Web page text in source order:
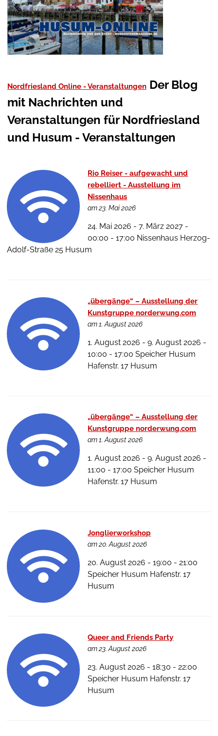
Nordfriesland Online - Veranstaltungen Der Blog
mit Nachrichten und
Veranstaltungen für Nordfriesland
und Husum - Veranstaltungen
Rio Reiser - aufgewacht und
rebelliert - Ausstellung im
Nissenhaus
am 23. Mai 2026
24. Mai 2026 - 7. März 2027 -
00:00 - 17:00 Nissenhaus Herzog-
Adolf-Straße 25 Husum
„übergänge“ – Ausstellung der
Kunstgruppe norderwung.com
am 1. August 2026
1. August 2026 - 9. August 2026 -
10:00 - 17:00 Speicher Husum
Hafenstr. 17 Husum
„übergänge“ – Ausstellung der
Kunstgruppe norderwung.com
am 1. August 2026
1. August 2026 - 9. August 2026 -
11:00 - 17:00 Speicher Husum
Hafenstr. 17 Husum
Jonglierworkshop
am 20. August 2026
20. August 2026 - 19:00 - 21:00
Speicher Husum Hafenstr. 17
Husum
Queer and Friends Party
am 23. August 2026
23. August 2026 - 18:30 - 22:00
Speicher Husum Hafenstr. 17
Husum